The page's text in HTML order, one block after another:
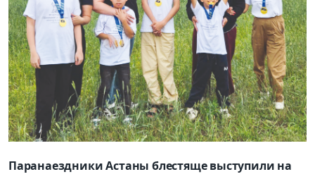
Паранаездники Астаны блестяще выступили на